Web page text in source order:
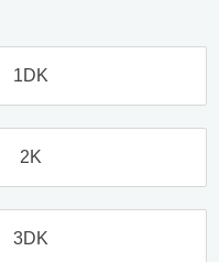
1DK
2K
3DK